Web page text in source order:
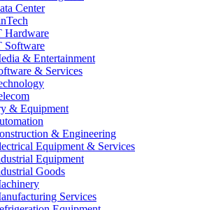
Center
Hardware
Software
& Entertainment
& Services
& Equipment
& Engineering
Equipment & Services
Equipment
Goods
Services